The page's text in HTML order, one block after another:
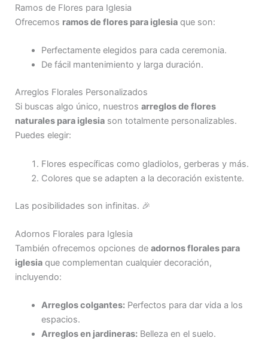
Ramos de Flores para Iglesia
Ofrecemos ramos de flores para iglesia que son:
Perfectamente elegidos para cada ceremonia.
De fácil mantenimiento y larga duración.
Arreglos Florales Personalizados
Si buscas algo único, nuestros arreglos de flores
naturales para iglesia son totalmente personalizables.
Puedes elegir:
Flores específicas como gladiolos, gerberas y más.
Colores que se adapten a la decoración existente.
Las posibilidades son infinitas. 🎉
Adornos Florales para Iglesia
También ofrecemos opciones de adornos florales para
iglesia que complementan cualquier decoración,
incluyendo:
Arreglos colgantes:Perfectos para dar vida a los
espacios.
Arreglos en jardineras:Belleza en el suelo.